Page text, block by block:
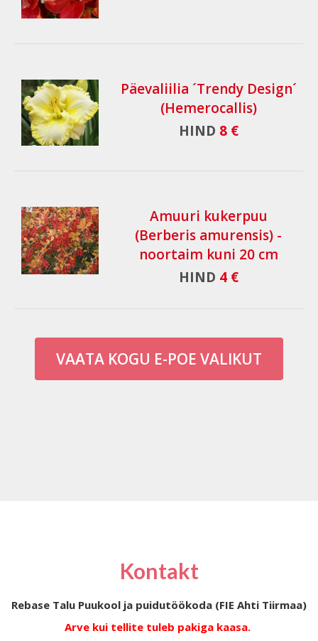
Päevaliilia ´Trendy Design´
(Hemerocallis)
HIND 8 €
Amuuri kukerpuu
(Berberis amurensis) -
noortaim kuni 20 cm
HIND 4 €
VAATA KOGU E-POE VALIKUT
Kontakt
Rebase Talu Puukool ja puidutöökoda (FIE Ahti Tiirmaa)
Arve kui tellite tuleb pakiga kaasa.